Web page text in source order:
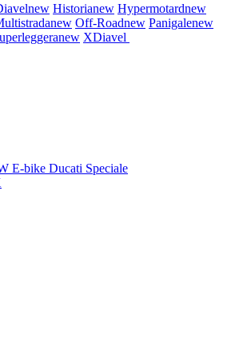
new Historianew Hypermotardnew
new Off-Roadnew Panigalenew
new XDiavel
E-bike Ducati Speciale